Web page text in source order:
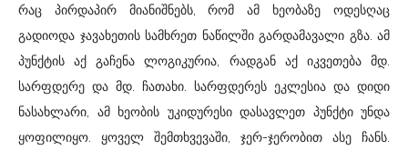
რაც პირდაპირ მიანიშნებს, რომ ამ ხეობაზე ოდესღაც
გადიოდა ჯავახეთის სამხრეთ ნაწილში გარდამავალი გზა. ამ
პუნქტის აქ გაჩენა ლოგიკურია, რადგან აქ იკვეთება მდ.
სარფდერე და მდ. ჩათახი. სარფდერეს ეკლესია და დიდი
ნასახლარი, ამ ხეობის უკიდურესი დასავლეთ პუნქტი უნდა
ყოფილიყო. ყოველ შემთხვევაში, ჯერ-ჯერობით ასე ჩანს.